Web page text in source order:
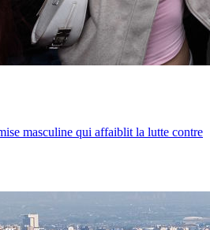
masculine qui affaiblit la lutte contre